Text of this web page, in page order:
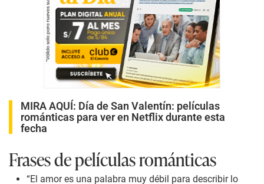
MIRA AQUÍ: Día de San Valentín: películas
románticas para ver en Netflix durante esta
fecha
Frases de películas románticas
“El amor es una palabra muy débil para describir lo